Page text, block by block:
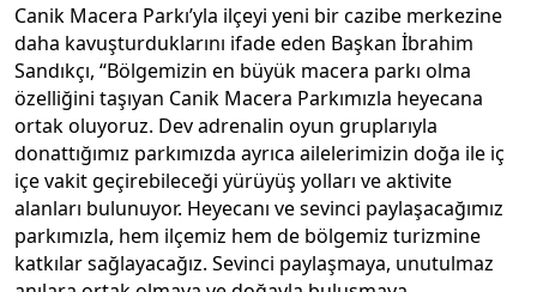
Canik Macera Parkı’yla ilçeyi yeni bir cazibe merkezine
daha kavuşturduklarını ifade eden Başkan İbrahim
Sandıkçı, “Bölgemizin en büyük macera parkı olma
özelliğini taşıyan Canik Macera Parkımızla heyecana
ortak oluyoruz. Dev adrenalin oyun gruplarıyla
donattığımız parkımızda ayrıca ailelerimizin doğa ile iç
içe vakit geçirebileceği yürüyüş yolları ve aktivite
alanları bulunuyor. Heyecanı ve sevinci paylaşacağımız
parkımızla, hem ilçemiz hem de bölgemiz turizmine
katkılar sağlayacağız. Sevinci paylaşmaya, unutulmaz